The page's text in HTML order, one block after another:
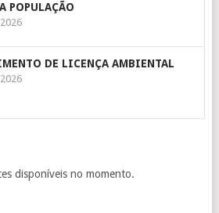
POPULAÇÃO
DE LICENÇA AMBIENTAL
disponíveis no momento.